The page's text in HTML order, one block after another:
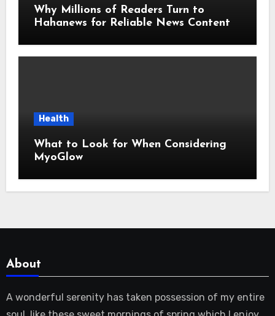
Why Millions of Readers Turn to
Hahanews for Reliable News Content
Health
What to Look for When Considering
MyoGlow
About
A wonderful serenity has taken possession of my entire